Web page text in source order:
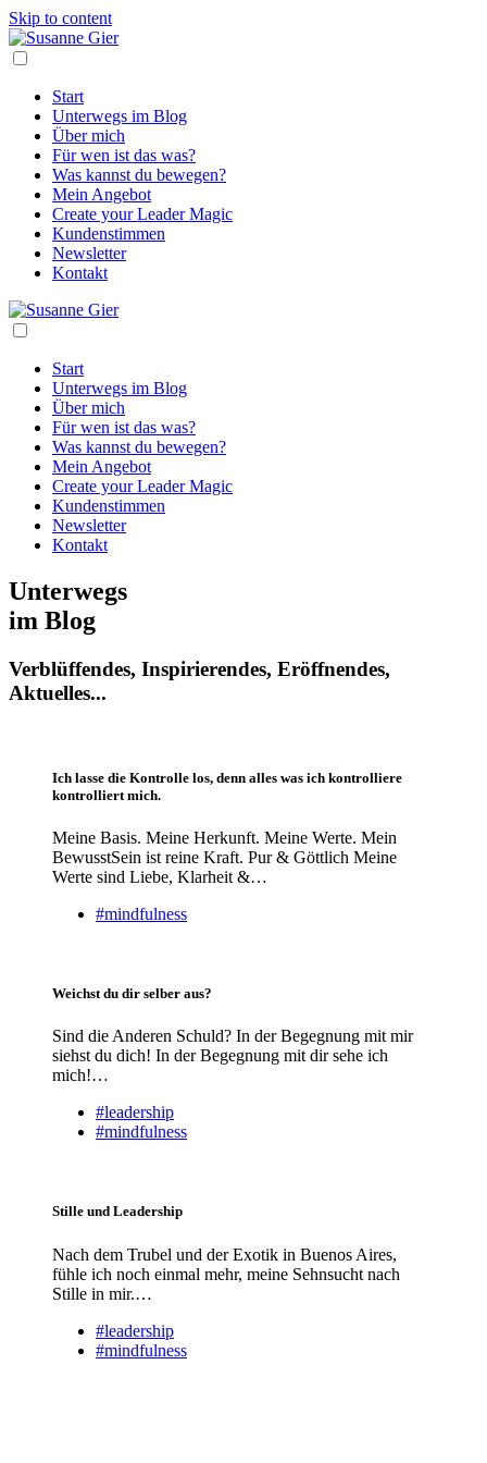
Skip to content
Start
Unterwegs im Blog
Über mich
Für wen ist das was?
Was kannst du bewegen?
Mein Angebot
Create your Leader Magic
Kundenstimmen
Newsletter
Kontakt
Start
Unterwegs im Blog
Über mich
Für wen ist das was?
Was kannst du bewegen?
Mein Angebot
Create your Leader Magic
Kundenstimmen
Newsletter
Kontakt
Unterwegs
im Blog
Verblüffendes, Inspirierendes, Eröffnendes,
Aktuelles...
Ich lasse die Kontrolle los, denn alles was ich kontrolliere
kontrolliert mich.
Meine Basis. Meine Herkunft. Meine Werte. Mein
BewusstSein ist reine Kraft. Pur & Göttlich Meine
Werte sind Liebe, Klarheit &…
#mindfulness
Weichst du dir selber aus?
Sind die Anderen Schuld? In der Begegnung mit mir
siehst du dich! In der Begegnung mit dir sehe ich
mich!…
#leadership
#mindfulness
Stille und Leadership
Nach dem Trubel und der Exotik in Buenos Aires,
fühle ich noch einmal mehr, meine Sehnsucht nach
Stille in mir.…
#leadership
#mindfulness